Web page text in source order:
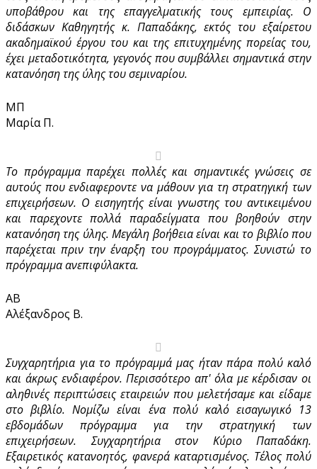
υποβάθρου και της επαγγελματικής τους εμπειρίας. Ο
διδάσκων Καθηγητής κ. Παπαδάκης, εκτός του εξαίρετου
ακαδημαϊκού έργου του και της επιτυχημένης πορείας του,
έχει μεταδοτικότητα, γεγονός που συμβάλλει σημαντικά στην
κατανόηση της ύλης του σεμιναρίου.
ΜΠ
Μαρία Π.
Το πρόγραμμα παρέχει πολλές και σημαντικές γνώσεις σε
αυτούς που ενδιαφεροντε να μάθουν για τη στρατηγική των
επιχειρήσεων. Ο εισηγητής είναι γνωστης του αντικειμένου
και παρεχοντε πολλά παραδείγματα που βοηθούν στην
κατανόηση της ύλης. Μεγάλη βοήθεια είναι και το βιβλίο που
παρέχεται πριν την έναρξη του προγράμματος. Συνιστώ το
πρόγραμμα ανεπιφύλακτα.
ΑΒ
Αλέξανδρος Β.
Συγχαρητήρια για το πρόγραμμά μας ήταν πάρα πολύ καλό
και άκρως ενδιαφέρον. Περισσότερο απ' όλα με κέρδισαν οι
αληθινές περιπτώσεις εταιρειών που μελετήσαμε και είδαμε
στο βιβλίο. Νομίζω είναι ένα πολύ καλό εισαγωγικό 13
εβδομάδων πρόγραμμα για την στρατηγική των
επιχειρήσεων. Συγχαρητήρια στον Κύριο Παπαδάκη.
Εξαιρετικός κατανοητός, φανερά καταρτισμένος. Τέλος πολύ